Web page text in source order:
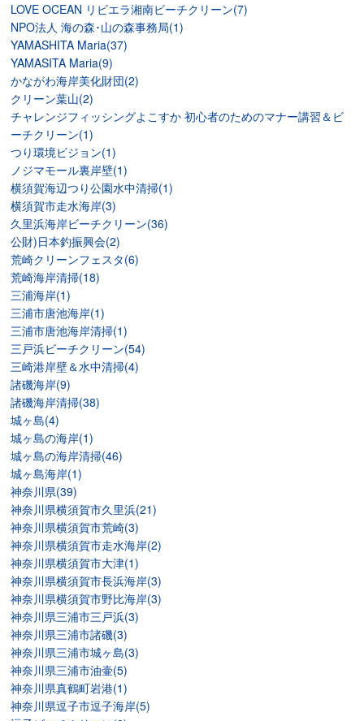
LOVE OCEAN リビエラ湘南ビーチクリーン(7)
NPO法人 海の森･山の森事務局(1)
YAMASHITA Maria(37)
YAMASITA Maria(9)
かながわ海岸美化財団(2)
クリーン葉山(2)
チャレンジフィッシングよこすか 初心者のためのマナー講習＆ビ
ーチクリーン(1)
つり環境ビジョン(1)
ノジマモール裏岸壁(1)
横須賀海辺つり公園水中清掃(1)
横須賀市走水海岸(3)
久里浜海岸ビーチクリーン(36)
公財)日本釣振興会(2)
荒崎クリーンフェスタ(6)
荒崎海岸清掃(18)
三浦海岸(1)
三浦市唐池海岸(1)
三浦市唐池海岸清掃(1)
三戸浜ビーチクリーン(54)
三崎港岸壁＆水中清掃(4)
諸磯海岸(9)
諸磯海岸清掃(38)
城ヶ島(4)
城ヶ島の海岸(1)
城ヶ島の海岸清掃(46)
城ヶ島海岸(1)
神奈川県(39)
神奈川県横須賀市久里浜(21)
神奈川県横須賀市荒崎(3)
神奈川県横須賀市走水海岸(2)
神奈川県横須賀市大津(1)
神奈川県横須賀市長浜海岸(3)
神奈川県横須賀市野比海岸(3)
神奈川県三浦市三戸浜(3)
神奈川県三浦市諸磯(3)
神奈川県三浦市城ヶ島(3)
神奈川県三浦市油壷(5)
神奈川県真鶴町岩港(1)
神奈川県逗子市逗子海岸(5)